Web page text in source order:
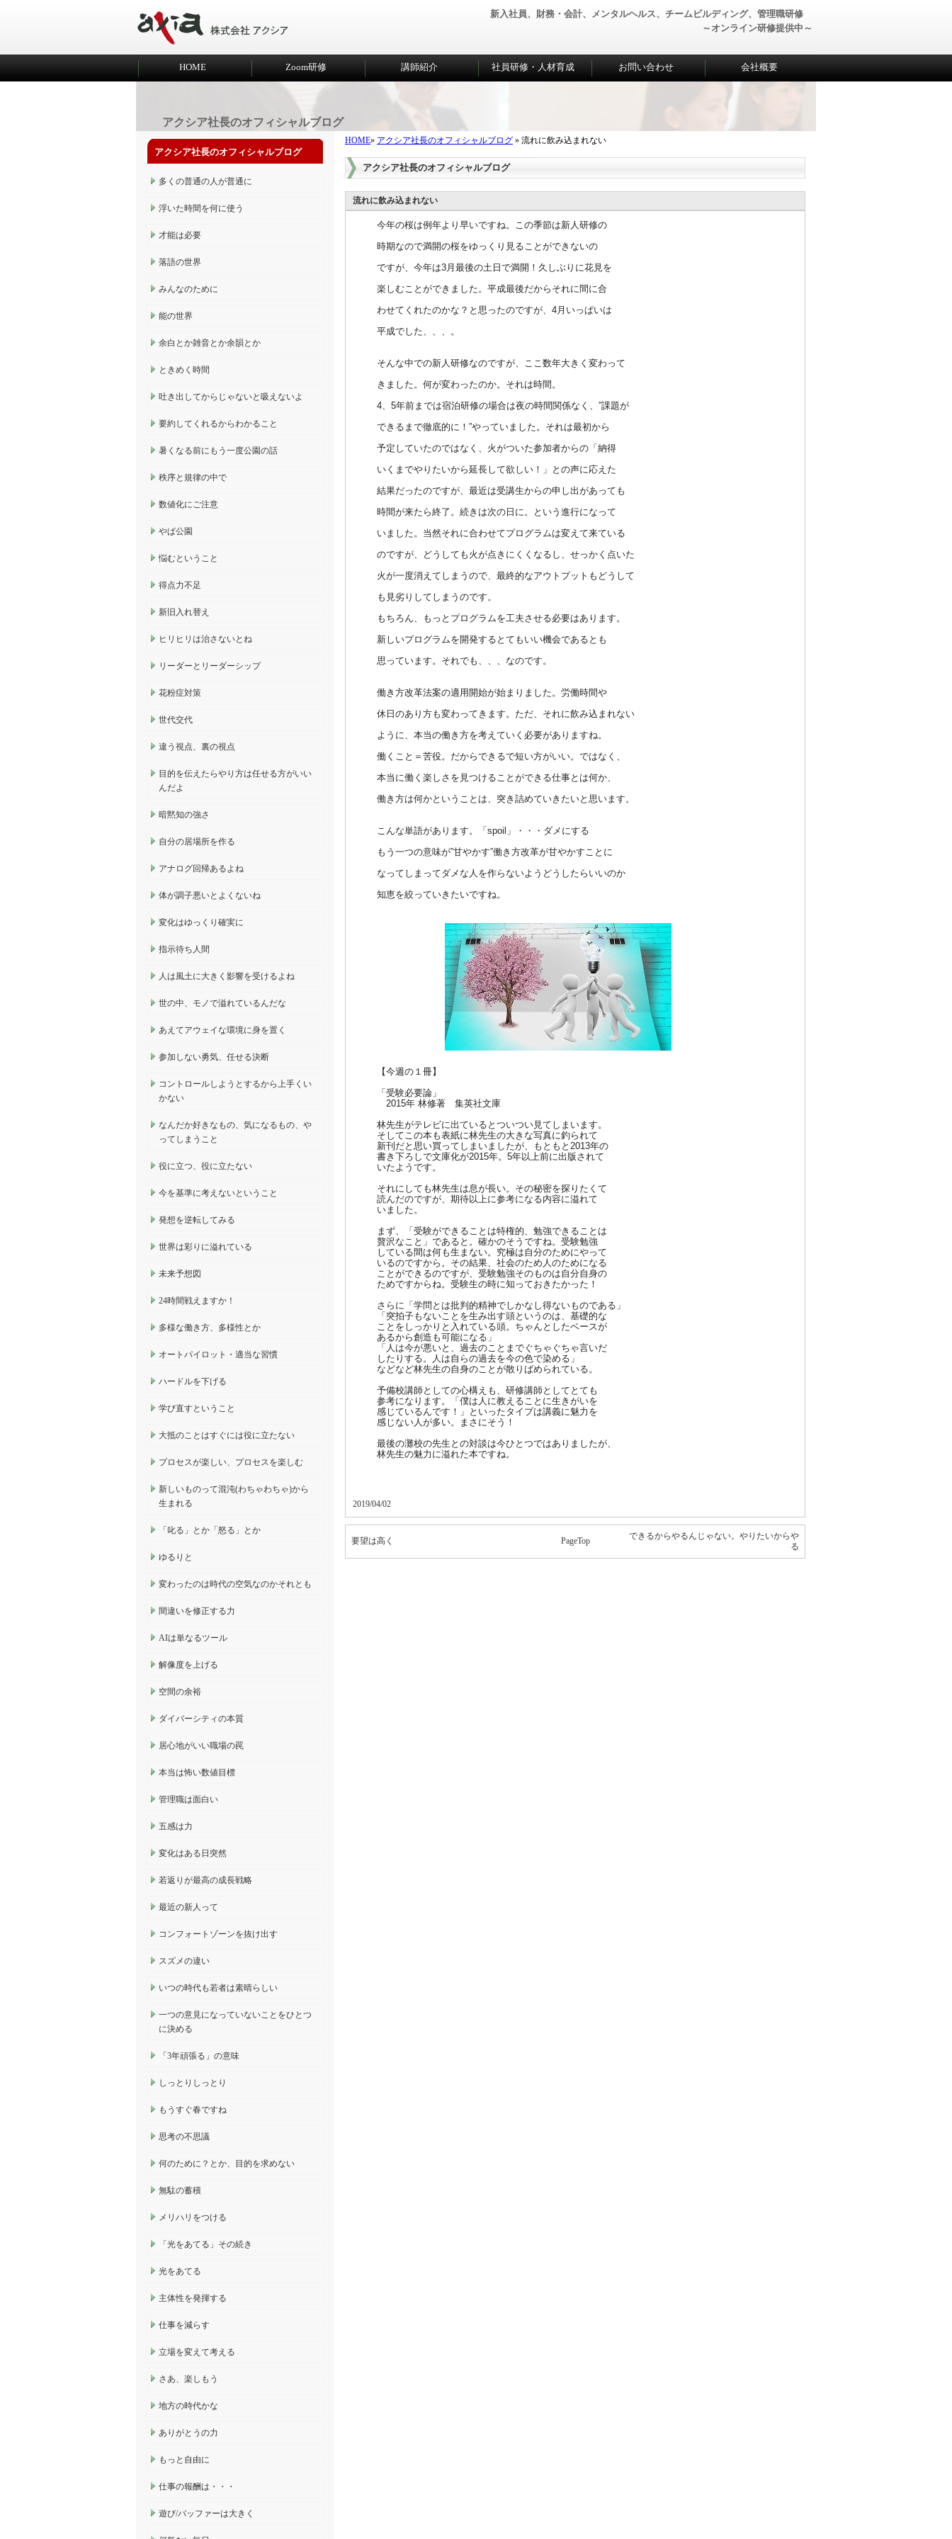
新入社員、財務・会計、メンタルヘルス、チームビルディング、管理職研修
～オンライン研修提供中～
HOME Zoom研修 講師紹介 社員研修・人材育成 お問い合わせ 会社概要
アクシア社長のオフィシャルブログ
HOME» アクシア社長のオフィシャルブログ » 流れに飲み込まれない
アクシア社長のオフィシャルブログ
流れに飲み込まれない
今年の桜は例年より早いですね。この季節は新人研修の
時期なので満開の桜をゆっくり見ることができないの
ですが、今年は3月最後の土日で満開！久しぶりに花見を
楽しむことができました。平成最後だからそれに間に合
わせてくれたのかな？と思ったのですが、4月いっぱいは
平成でした、、、。
そんな中での新人研修なのですが、ここ数年大きく変わって
きました。何が変わったのか。それは時間。
4、5年前までは宿泊研修の場合は夜の時間関係なく、”課題が
できるまで徹底的に！”やっていました。それは最初から
予定していたのではなく、火がついた参加者からの「納得
いくまでやりたいから延長して欲しい！」との声に応えた
結果だったのですが、最近は受講生からの申し出があっても
時間が来たら終了。続きは次の日に。という進行になって
いました。当然それに合わせてプログラムは変えて来ている
のですが、どうしても火が点きにくくなるし、せっかく点いた
火が一度消えてしまうので、最終的なアウトプットもどうして
も見劣りしてしまうのです。
もちろん、もっとプログラムを工夫させる必要はあります。
新しいプログラムを開発するとてもいい機会であるとも
思っています。それでも、、、なのです。
働き方改革法案の適用開始が始まりました。労働時間や
休日のあり方も変わってきます。ただ、それに飲み込まれない
ように、本当の働き方を考えていく必要がありますね。
働くこと＝苦役。だからできるで短い方がいい。ではなく、
本当に働く楽しさを見つけることができる仕事とは何か、
働き方は何かということは、突き詰めていきたいと思います。
こんな単語があります。「spoil」・・・ダメにする
もう一つの意味が”甘やかす”働き方改革が甘やかすことに
なってしまってダメな人を作らないようどうしたらいいのか
知恵を絞っていきたいですね。
【今週の１冊】
「受験必要論」
2015年 林修著 集英社文庫
林先生がテレビに出ているとついつい見てしまいます。
そしてこの本も表紙に林先生の大きな写真に釣られて
新刊だと思い買ってしまいましたが、もともと2013年の
書き下ろしで文庫化が2015年。5年以上前に出版されて
いたようです。
それにしても林先生は息が長い。その秘密を探りたくて
読んだのですが、期待以上に参考になる内容に溢れて
いました。
まず、「受験ができることは特権的、勉強できることは
贅沢なこと」であると。確かのそうですね。受験勉強
している間は何も生まない。究極は自分のためにやって
いるのですから。その結果、社会のため人のためになる
ことができるのですが、受験勉強そのものは自分自身の
ためですからね。受験生の時に知っておきたかった！
さらに「学問とは批判的精神でしかなし得ないものである」
「突拍子もないことを生み出す頭というのは、基礎的な
ことをしっかりと入れている頭。ちゃんとしたベースが
あるから創造も可能になる」
「人は今が悪いと、過去のことまでぐちゃぐちゃ言いだ
したりする。人は自らの過去を今の色で染める」
などなど林先生の自身のことが散りばめられている。
予備校講師としての心構えも、研修講師としてとても
参考になります。「僕は人に教えることに生きがいを
感じているんです！」といったタイプは講義に魅力を
感じない人が多い。まさにそう！
最後の灘校の先生との対談は今ひとつではありましたが、
林先生の魅力に溢れた本ですね。
2019/04/02
要望は高く PageTop
できるからやるんじゃない。やりたいからや
る
アクシア社長のオフィシャルブログ
多くの普通の人が普通に
浮いた時間を何に使う
才能は必要
落語の世界
みんなのために
能の世界
余白とか雑音とか余韻とか
ときめく時間
吐き出してからじゃないと吸えないよ
要約してくれるからわかること
暑くなる前にもう一度公園の話
秩序と規律の中で
数値化にご注意
やぱ公園
悩むということ
得点力不足
新旧入れ替え
ヒリヒリは治さないとね
リーダーとリーダーシップ
花粉症対策
世代交代
違う視点、裏の視点
目的を伝えたらやり方は任せる方がいい
んだよ
暗黙知の強さ
自分の居場所を作る
アナログ回帰あるよね
体が調子悪いとよくないね
変化はゆっくり確実に
指示待ち人間
人は風土に大きく影響を受けるよね
世の中、モノで溢れているんだな
あえてアウェイな環境に身を置く
参加しない勇気、任せる決断
コントロールしようとするから上手くい
かない
なんだか好きなもの、気になるもの、や
ってしまうこと
役に立つ、役に立たない
今を基準に考えないということ
発想を逆転してみる
世界は彩りに溢れている
未来予想図
24時間戦えますか！
多様な働き方、多様性とか
オートパイロット・適当な習慣
ハードルを下げる
学び直すということ
大抵のことはすぐには役に立たない
プロセスが楽しい、プロセスを楽しむ
新しいものって混沌(わちゃわちゃ)から
生まれる
「叱る」とか「怒る」とか
ゆるりと
変わったのは時代の空気なのかそれとも
間違いを修正する力
AIは単なるツール
解像度を上げる
空間の余裕
ダイバーシティの本質
居心地がいい職場の罠
本当は怖い数値目標
管理職は面白い
五感は力
変化はある日突然
若返りが最高の成長戦略
最近の新人って
コンフォートゾーンを抜け出す
スズメの違い
いつの時代も若者は素晴らしい
一つの意見になっていないことをひとつ
に決める
「3年頑張る」の意味
しっとりしっとり
もうすぐ春ですね
思考の不思議
何のために？とか、目的を求めない
無駄の蓄積
メリハリをつける
「光をあてる」その続き
光をあてる
主体性を発揮する
仕事を減らす
立場を変えて考える
さあ、楽しもう
地方の時代かな
ありがとうの力
もっと自由に
仕事の報酬は・・・
遊び/バッファーは大きく